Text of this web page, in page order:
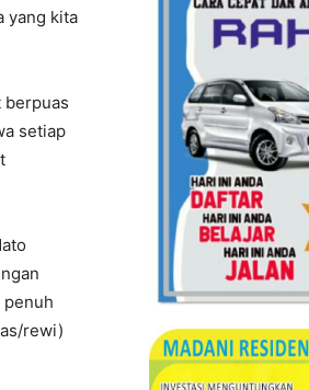
yang kita
berpuas
setiap
penuh
rewi)